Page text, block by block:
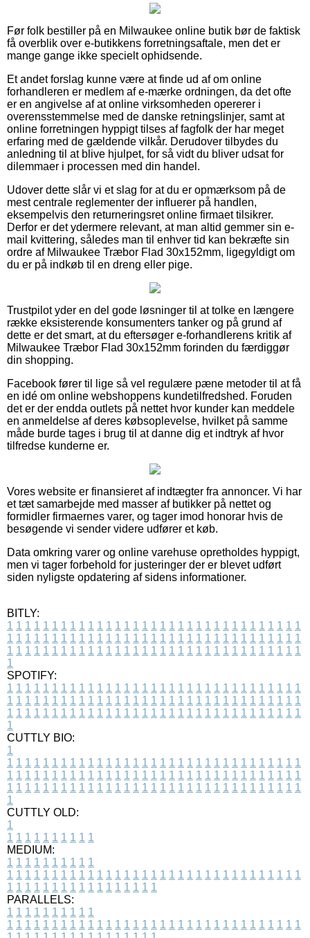
Før folk bestiller på en Milwaukee online butik bør de faktisk
få overblik over e-butikkens forretningsaftale, men det er
mange gange ikke specielt ophidsende.
Et andet forslag kunne være at finde ud af om online
forhandleren er medlem af e-mærke ordningen, da det ofte
er en angivelse af at online virksomheden opererer i
overensstemmelse med de danske retningslinjer, samt at
online forretningen hyppigt tilses af fagfolk der har meget
erfaring med de gældende vilkår. Derudover tilbydes du
anledning til at blive hjulpet, for så vidt du bliver udsat for
dilemmaer i processen med din handel.
Udover dette slår vi et slag for at du er opmærksom på de
mest centrale reglementer der influerer på handlen,
eksempelvis den returneringsret online firmaet tilsikrer.
Derfor er det ydermere relevant, at man altid gemmer sin e-
mail kvittering, således man til enhver tid kan bekræfte sin
ordre af Milwaukee Træbor Flad 30x152mm, ligegyldigt om
du er på indkøb til en dreng eller pige.
Trustpilot yder en del gode løsninger til at tolke en længere
række eksisterende konsumenters tanker og på grund af
dette er det smart, at du eftersøger e-forhandlerens kritik af
Milwaukee Træbor Flad 30x152mm forinden du færdiggør
din shopping.
Facebook fører til lige så vel regulære pæne metoder til at få
en idé om online webshoppens kundetilfredshed. Foruden
det er der endda outlets på nettet hvor kunder kan meddele
en anmeldelse af deres købsoplevelse, hvilket på samme
måde burde tages i brug til at danne dig et indtryk af hvor
tilfredse kunderne er.
Vores website er finansieret af indtægter fra annoncer. Vi har
et tæt samarbejde med masser af butikker på nettet og
formidler firmaernes varer, og tager imod honorar hvis de
besøgende vi sender videre udfører et køb.
Data omkring varer og online varehuse opretholdes hyppigt,
men vi tager forbehold for justeringer der er blevet udført
siden nyligste opdatering af sidens informationer.
BITLY:
1 1 1 1 1 1 1 1 1 1 1 1 1 1 1 1 1 1 1 1 1 1 1 1 1 1 1 1 1 1 1 1 1
1 1 1 1 1 1 1 1 1 1 1 1 1 1 1 1 1 1 1 1 1 1 1 1 1 1 1 1 1 1 1 1 1
1 1 1 1 1 1 1 1 1 1 1 1 1 1 1 1 1 1 1 1 1 1 1 1 1 1 1 1 1 1 1 1 1
1
SPOTIFY:
1 1 1 1 1 1 1 1 1 1 1 1 1 1 1 1 1 1 1 1 1 1 1 1 1 1 1 1 1 1 1 1 1
1 1 1 1 1 1 1 1 1 1 1 1 1 1 1 1 1 1 1 1 1 1 1 1 1 1 1 1 1 1 1 1 1
1 1 1 1 1 1 1 1 1 1 1 1 1 1 1 1 1 1 1 1 1 1 1 1 1 1 1 1 1 1 1 1 1
1
CUTTLY BIO:
1
1 1 1 1 1 1 1 1 1 1 1 1 1 1 1 1 1 1 1 1 1 1 1 1 1 1 1 1 1 1 1 1 1
1 1 1 1 1 1 1 1 1 1 1 1 1 1 1 1 1 1 1 1 1 1 1 1 1 1 1 1 1 1 1 1 1
1 1 1 1 1 1 1 1 1 1 1 1 1 1 1 1 1 1 1 1 1 1 1 1 1 1 1 1 1 1 1 1 1
1
CUTTLY OLD:
1
1 1 1 1 1 1 1 1 1 1
MEDIUM:
1 1 1 1 1 1 1 1 1 1
1 1 1 1 1 1 1 1 1 1 1 1 1 1 1 1 1 1 1 1 1 1 1 1 1 1 1 1 1 1 1 1 1
1 1 1 1 1 1 1 1 1 1 1 1 1 1 1 1 1
PARALLELS:
1 1 1 1 1 1 1 1 1 1
1 1 1 1 1 1 1 1 1 1 1 1 1 1 1 1 1 1 1 1 1 1 1 1 1 1 1 1 1 1 1 1 1